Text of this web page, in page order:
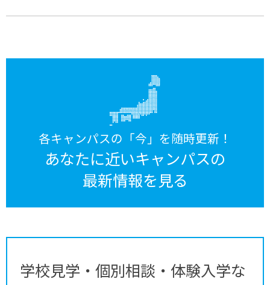
各キャンパスの「今」を随時更新！
あなたに近いキャンパスの
最新情報を見る
学校見学・個別相談・体験入学な